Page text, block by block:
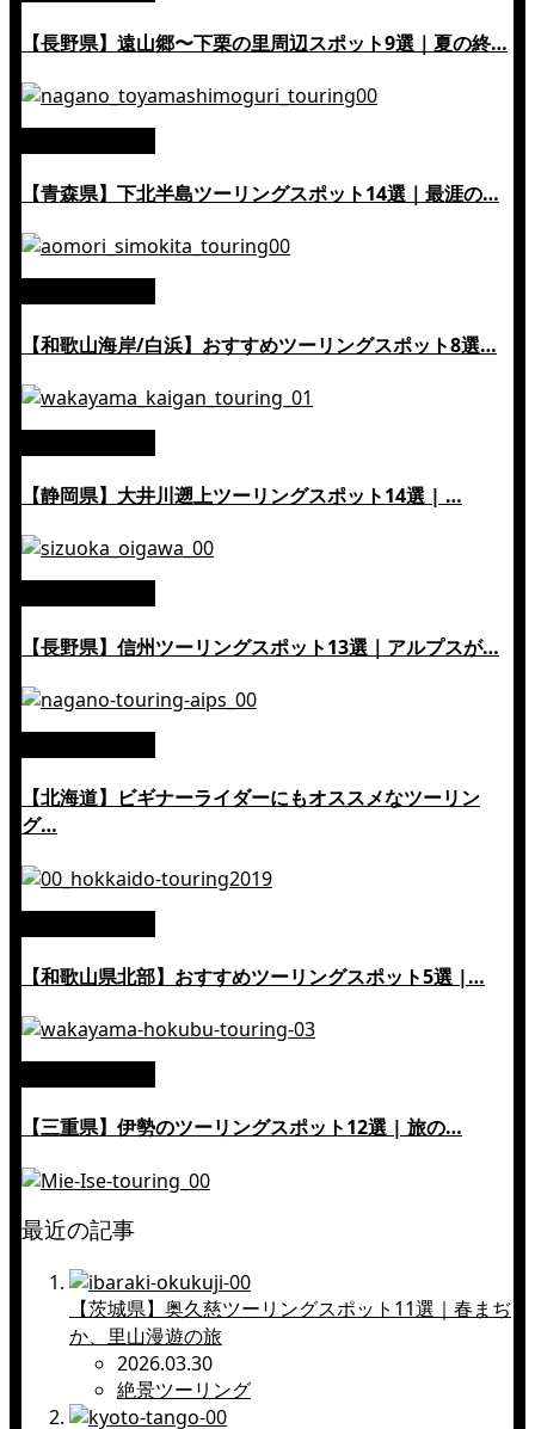
【長野県】遠山郷〜下栗の里周辺スポット9選｜夏の終…
【青森県】下北半島ツーリングスポット14選｜最涯の…
【和歌山海岸/白浜】おすすめツーリングスポット8選…
【静岡県】大井川遡上ツーリングスポット14選 | …
【長野県】信州ツーリングスポット13選｜アルプスが…
【北海道】ビギナーライダーにもオススメなツーリン
グ…
【和歌山県北部】おすすめツーリングスポット5選 |…
【三重県】伊勢のツーリングスポット12選 | 旅の…
最近の記事
【茨城県】奥久慈ツーリングスポット11選｜春まぢ
か、里山漫遊の旅
2026.03.30
絶景ツーリング